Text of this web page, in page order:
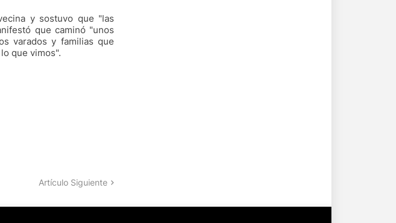
y sostuvo que "las
que caminó "unos
varados y familias que
que vimos".
Artículo Siguiente